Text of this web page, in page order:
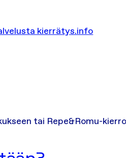
kierrätys.info
tai Repe&Romu-